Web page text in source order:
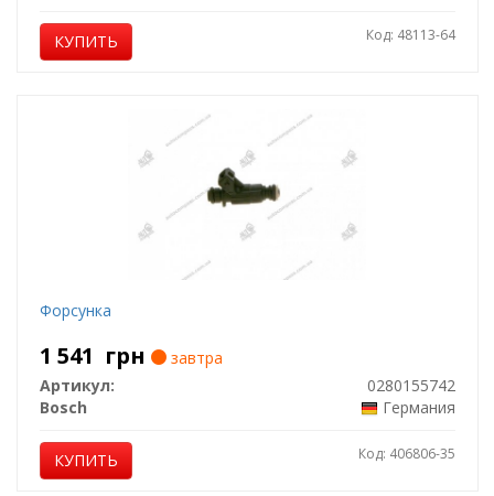
КУПИТЬ Код: 48113-64
Форсунка
1 541 грн
завтра
Артикул:
0280155742
Bosch
Германия
КУПИТЬ Код: 406806-35